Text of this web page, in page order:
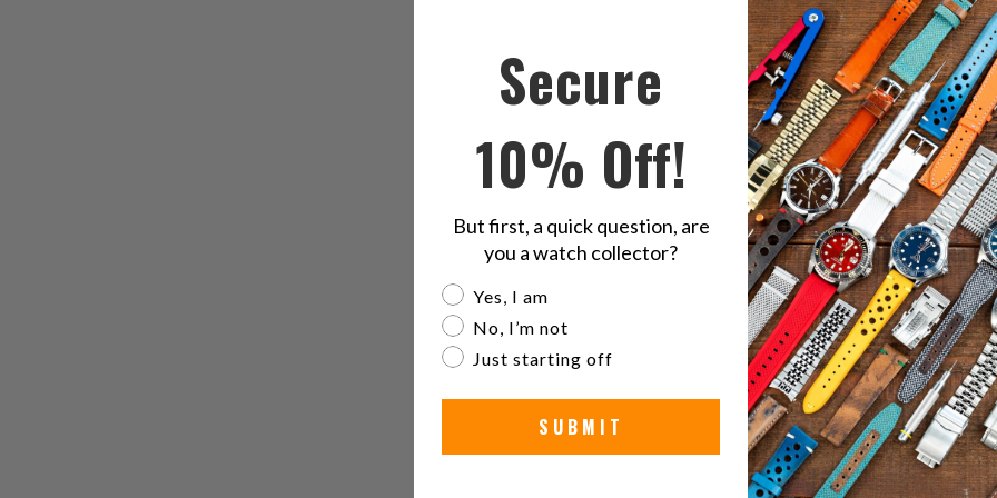
Strapcode:
esto
en
Twitter
Secure
10% Off!
But first, a quick question, are
you a watch collector?
Are you a watch collector?
Yes, I am
No, I’m not
Just starting off
SUBMIT